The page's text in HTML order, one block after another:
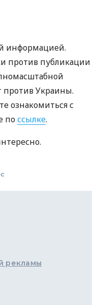
информацией.
против публикации
против Украины.
ознакомиться с
поссылке.
рекламы